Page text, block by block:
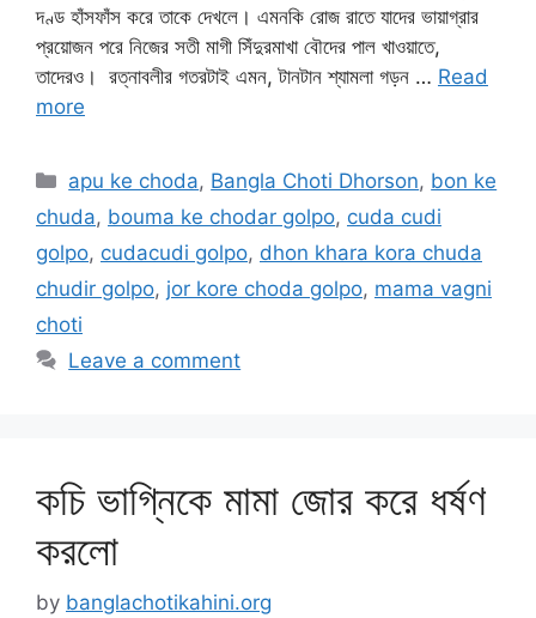
দণ্ড হাঁসফাঁস করে তাকে দেখলে। এমনকি রোজ রাতে যাদের ভায়াগ্রার
প্রয়োজন পরে নিজের সতী মাগী সিঁদুরমাখা বৌদের পাল খাওয়াতে,
তাদেরও। রত্নাবলীর গতরটাই এমন, টানটান শ্যামলা গড়ন … Read
more
Categories
apu ke choda, Bangla Choti Dhorson, bon ke
chuda, bouma ke chodar golpo, cuda cudi
golpo, cudacudi golpo, dhon khara kora chuda
chudir golpo, jor kore choda golpo, mama vagni
choti
Leave a comment
কচি ভাগ্নিকে মামা জোর করে ধর্ষণ
করলো
by banglachotikahini.org